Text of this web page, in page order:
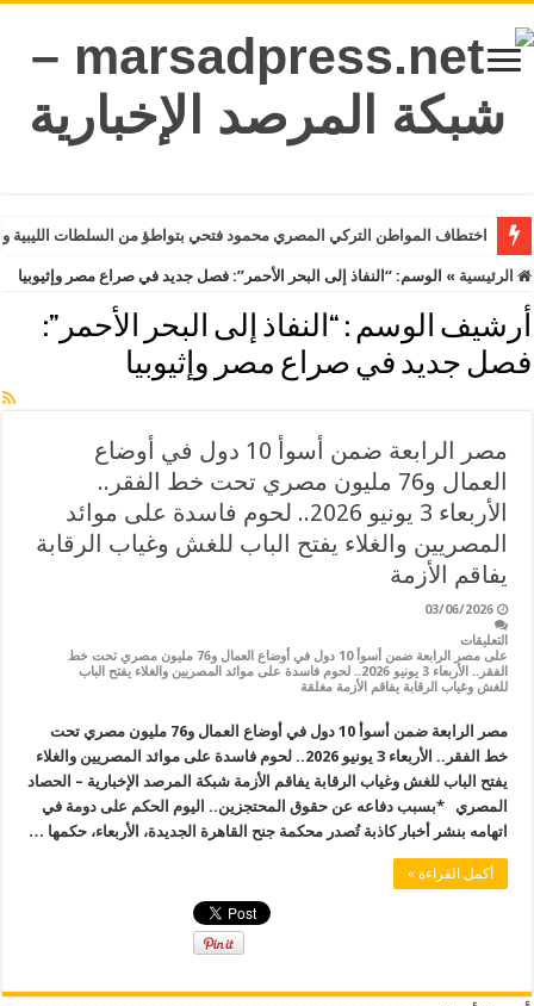
اختطاف المواطن التركي المصري محمود فتحي بتواطؤ من السلطات
الرئيسية » الوسم: “النفاذ إلى البحر الأحمر”: فصل جديد في صراع مصر وإثيوبيا
أرشيف الوسم : “النفاذ إلى البحر الأحمر”:
فصل جديد في صراع مصر وإثيوبيا
مصر الرابعة ضمن أسوأ 10 دول في أوضاع
العمال و76 مليون مصري تحت خط الفقر..
الأربعاء 3 يونيو 2026.. لحوم فاسدة على موائد
المصريين والغلاء يفتح الباب للغش وغياب الرقابة
يفاقم الأزمة
03/06/2026
التعليقات
على مصر الرابعة ضمن أسوأ 10 دول في أوضاع العمال و76 مليون مصري تحت خط
الفقر.. الأربعاء 3 يونيو 2026.. لحوم فاسدة على موائد المصريين والغلاء يفتح الباب
للغش وغياب الرقابة يفاقم الأزمة مغلقة
مصر الرابعة ضمن أسوأ 10 دول في أوضاع العمال و76 مليون مصري تحت
خط الفقر.. الأربعاء 3 يونيو 2026.. لحوم فاسدة على موائد المصريين والغلاء
يفتح الباب للغش وغياب الرقابة يفاقم الأزمة شبكة المرصد الإخبارية – الحصاد
المصري *بسبب دفاعه عن حقوق المحتجزين.. اليوم الحكم على دومة في
اتهامه بنشر أخبار كاذبة تُصدر محكمة جنح القاهرة الجديدة، الأربعاء، حكمها …
أكمل القراءة »